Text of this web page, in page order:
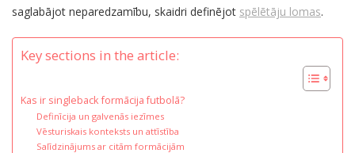
saglabājot neparedzamību, skaidri definējot spēlētāju lomas.
Key sections in the article:
Kas ir singleback formācija futbolā?
Definīcija un galvenās iezīmes
Vēsturiskais konteksts un attīstība
Salīdzinājums ar citām formācijām